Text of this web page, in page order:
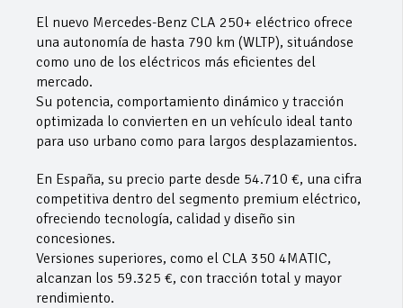
El nuevo Mercedes-Benz CLA 250+ eléctrico ofrece
una autonomía de hasta 790 km (WLTP), situándose
como uno de los eléctricos más eficientes del
mercado.
Su potencia, comportamiento dinámico y tracción
optimizada lo convierten en un vehículo ideal tanto
para uso urbano como para largos desplazamientos.
En España, su precio parte desde 54.710 €, una cifra
competitiva dentro del segmento premium eléctrico,
ofreciendo tecnología, calidad y diseño sin
concesiones.
Versiones superiores, como el CLA 350 4MATIC,
alcanzan los 59.325 €, con tracción total y mayor
rendimiento.